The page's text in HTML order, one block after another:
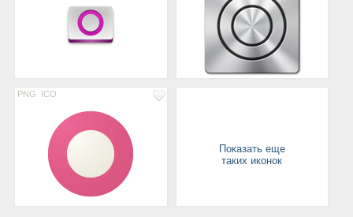
PNG ICO
Показать еще
таких иконок